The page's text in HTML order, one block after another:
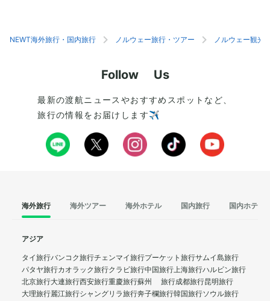
で、守る人の目を楽しませてくれることでしょ
るほど。美しい景観
NEWT海外旅行・国内旅行 ノルウェー旅行・ツアー ノルウェー観光
Follow Us
最新の渡航ニュースやおすすめスポットなど、
旅行の情報をお届けします✈️
海外旅行 海外ツアー 海外ホテル 国内旅行 国内ホテル
アジア
タイ旅行バンコク旅行チェンマイ旅行プーケット旅行サムイ島旅行
パタヤ旅行カオラック旅行クラビ旅行中国旅行上海旅行ハルビン旅行
北京旅行大連旅行西安旅行重慶旅行蘇州 旅行成都旅行昆明旅行
大理旅行麗江旅行シャングリラ旅行奔子欄旅行韓国旅行ソウル旅行